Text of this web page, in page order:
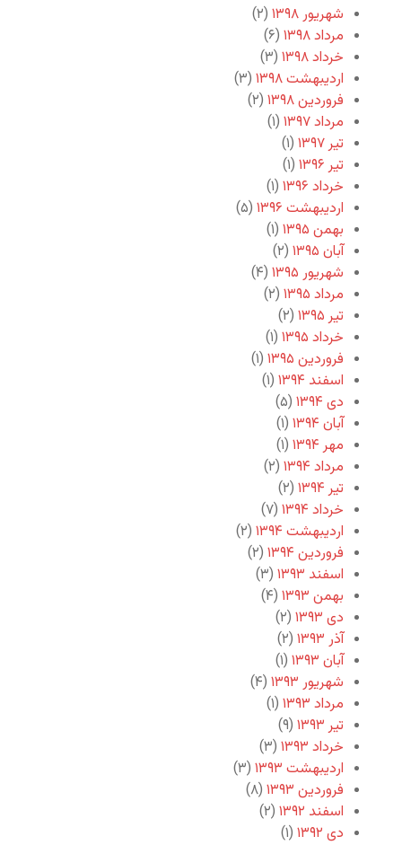
شهریور ۱۳۹۸
(۲)
مرداد ۱۳۹۸
(۶)
خرداد ۱۳۹۸
(۳)
اردیبهشت ۱۳۹۸
(۳)
فروردین ۱۳۹۸
(۲)
مرداد ۱۳۹۷
(۱)
تیر ۱۳۹۷
(۱)
تیر ۱۳۹۶
(۱)
خرداد ۱۳۹۶
(۱)
اردیبهشت ۱۳۹۶
(۵)
بهمن ۱۳۹۵
(۱)
آبان ۱۳۹۵
(۲)
شهریور ۱۳۹۵
(۴)
مرداد ۱۳۹۵
(۲)
تیر ۱۳۹۵
(۲)
خرداد ۱۳۹۵
(۱)
فروردین ۱۳۹۵
(۱)
اسفند ۱۳۹۴
(۱)
دی ۱۳۹۴
(۵)
آبان ۱۳۹۴
(۱)
مهر ۱۳۹۴
(۱)
مرداد ۱۳۹۴
(۲)
تیر ۱۳۹۴
(۲)
خرداد ۱۳۹۴
(۷)
اردیبهشت ۱۳۹۴
(۲)
فروردین ۱۳۹۴
(۲)
اسفند ۱۳۹۳
(۳)
بهمن ۱۳۹۳
(۴)
دی ۱۳۹۳
(۲)
آذر ۱۳۹۳
(۲)
آبان ۱۳۹۳
(۱)
شهریور ۱۳۹۳
(۴)
مرداد ۱۳۹۳
(۱)
تیر ۱۳۹۳
(۹)
خرداد ۱۳۹۳
(۳)
اردیبهشت ۱۳۹۳
(۳)
فروردین ۱۳۹۳
(۸)
اسفند ۱۳۹۲
(۲)
دی ۱۳۹۲
(۱)